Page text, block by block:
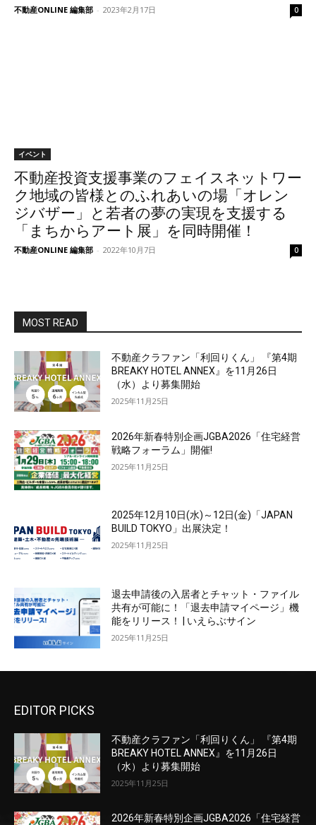
不動産ONLINE 編集部 - 2023年2月17日 0
イベント
不動産投資支援事業のフェイスネットワー
ク地域の皆様とのふれあいの場「オレン
ジバザー」と若者の夢の実現を支援する
「まちからアート展」を同時開催！
不動産ONLINE 編集部 - 2022年10月7日 0
MOST READ
不動産クラファン「利回りくん」 『第4期
BREAKY HOTEL ANNEX』を11月26日
（水）より募集開始
2025年11月25日
2026年新春特別企画JGBA2026「住宅経営
戦略フォーラム」開催!
2025年11月25日
2025年12月10日(水)～12日(金)「JAPAN
BUILD TOKYO」出展決定！
2025年11月25日
退去申請後の入居者とチャット・ファイル
共有が可能に！「退去申請マイページ」機
能をリリース！ | いえらぶサイン
2025年11月25日
EDITOR PICKS
不動産クラファン「利回りくん」 『第4期
BREAKY HOTEL ANNEX』を11月26日
（水）より募集開始
2025年11月25日
2026年新春特別企画JGBA2026「住宅経営